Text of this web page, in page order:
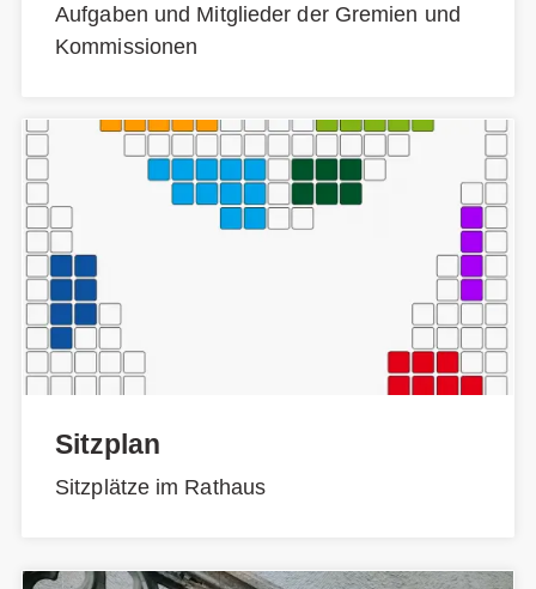
Aufgaben und Mitglieder der Gremien und
Kommissionen
Sitzplan
Sitzplätze im Rathaus